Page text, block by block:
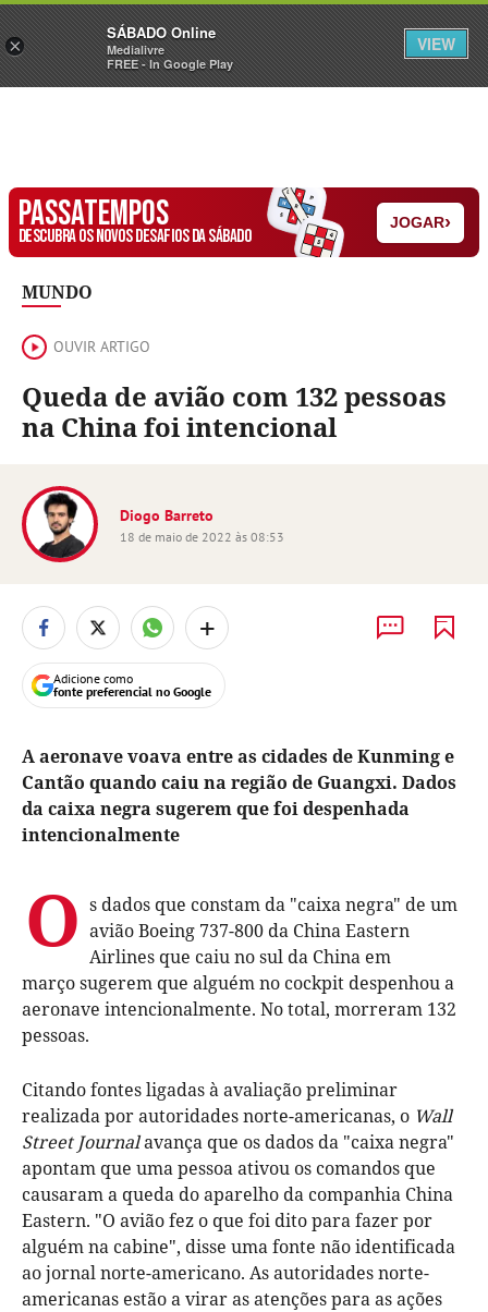
Sábado Assine Iniciar Sessão
PASSATEMPOS
DESCUBRA OS NOVOS DESAFIOS DA SÁBADO
JOGAR›
MUNDO
OUVIR ARTIGO
Queda de avião com 132 pessoas
na China foi intencional
Diogo Barreto
18 de maio de 2022 às 08:53
+
Adicione como
fonte preferencial no Google
A aeronave voava entre as cidades de Kunming e
Cantão quando caiu na região de Guangxi. Dados
da caixa negra sugerem que foi despenhada
intencionalmente
O s dados que constam da "caixa negra" de um
avião Boeing 737-800 da China Eastern
Airlines que caiu no sul da China em
março sugerem que alguém no cockpit despenhou a
aeronave intencionalmente. No total, morreram 132
pessoas.
Citando fontes ligadas à avaliação preliminar
realizada por autoridades norte-americanas, o Wall
Street Journalavança que os dados da "caixa negra"
apontam que uma pessoa ativou os comandos que
causaram a queda do aparelho da companhia China
Eastern. "O avião fez o que foi dito para fazer por
alguém na cabine", disse uma fonte não identificada
ao jornal norte-americano. As autoridades norte-
americanas estão a virar as atenções para as ações
×
SÁBADO Online
Medialivre
FREE - In Google Play
VIEW